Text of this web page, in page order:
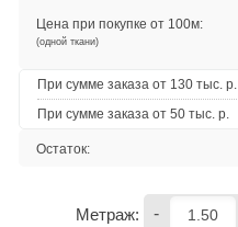
Цена при покупке от 100м:
(одной ткани)
При сумме заказа от 130 тыс. р.
При сумме заказа от 50 тыс. р.
Остаток:
Метраж: -